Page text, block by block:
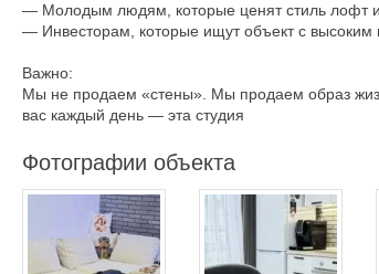
— Молодым людям, которые ценят стиль лофт и
— Инвесторам, которые ищут объект с высоким
Важно:
Мы не продаем «стены». Мы продаем образ
вас каждый день — эта студия
Фотографии объекта